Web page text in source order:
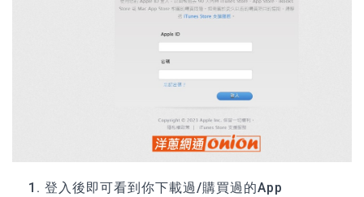
登入後即可看到你下載過/購買過的App